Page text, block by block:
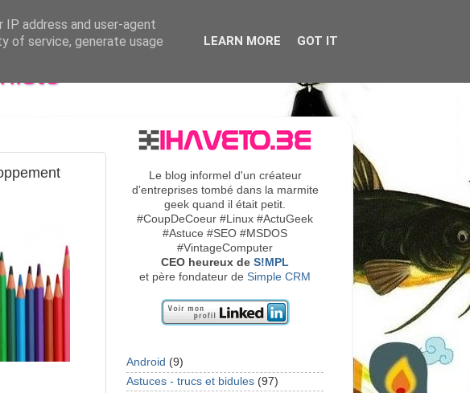
Le blog informel d'un créateur
d'entreprises tombé dans la marmite
geek quand il était petit.
#CoupDeCoeur #Linux #ActuGeek
#Astuce #SEO #MSDOS
#VintageComputer
CEO heureux de S!MPL
et père fondateur de Simple CRM
Android (9)
Astuces - trucs et bidules (97)
address and user-agent
of service, generate usage
LEARN MORE GOT IT